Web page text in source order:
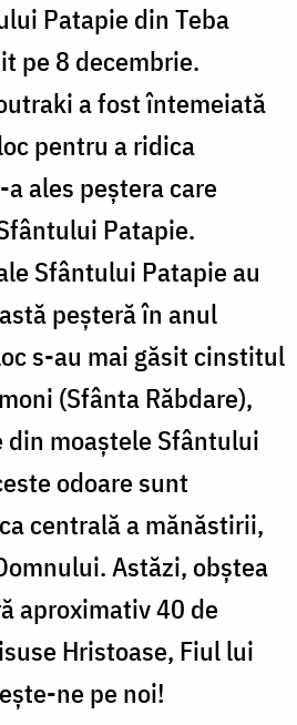
Patapie din Teba
pe 8 decembrie.
a fost întemeiată
pentru a ridica
ales peştera care
Patapie.
Sfântului Patapie au
peşteră în anul
s-au mai găsit cinstitul
(Sfânta Răbdare),
din moaştele Sfântului
odoare sunt
centrală a mănăstirii,
Astăzi, obştea
aproximativ 40 de
Hristoase, Fiul lui
ne pe noi!